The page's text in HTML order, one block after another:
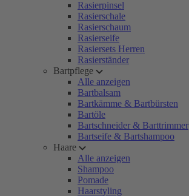
Rasierpinsel
Rasierschale
Rasierschaum
Rasierseife
Rasiersets Herren
Rasierständer
Bartpflege
Alle anzeigen
Bartbalsam
Bartkämme & Bartbürsten
Bartöle
Bartschneider & Barttrimmer
Bartseife & Bartshampoo
Haare
Alle anzeigen
Shampoo
Pomade
Haarstyling